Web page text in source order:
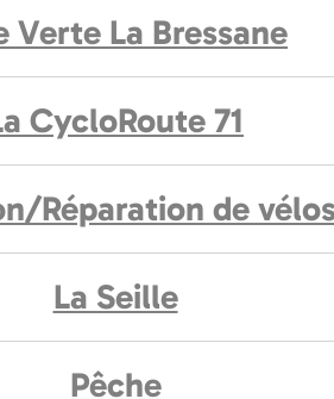
Verte La Bressane
CycloRoute 71
Réparation de
La Seille
Pêche